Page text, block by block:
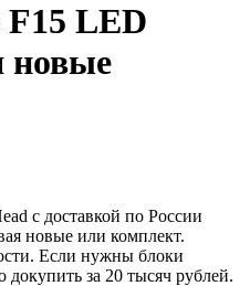
LED
новые
с доставкой по России
новые или комплект.
Если нужны блоки
за 20 тысяч рублей.